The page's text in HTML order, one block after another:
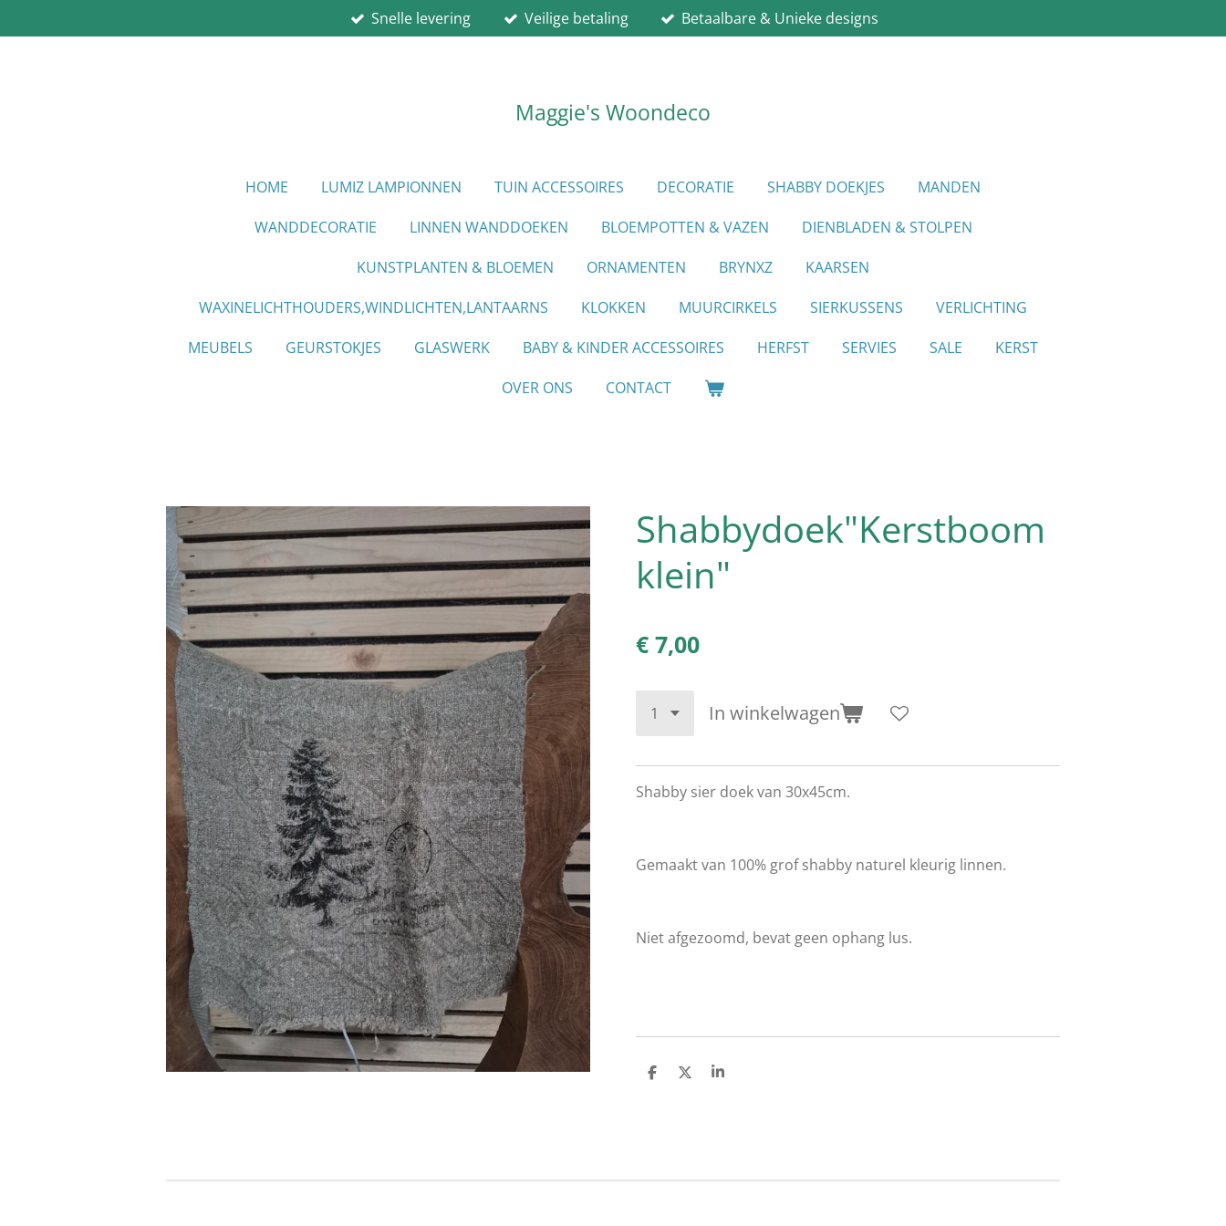
direct
Snelle levering Veilige betaling Betaalbare & Unieke designs
Maggie's Woondeco
HOME LUMIZ LAMPIONNEN TUIN ACCESSOIRES DECORATIE SHABBY DOEKJES
MANDEN
WANDDECORATIE
LINNEN WANDDOEKEN BLOEMPOTTEN & VAZEN
DIENBLADEN & STOLPEN
KUNSTPLANTEN & BLOEMEN
ORNAMENTEN BRYNXZ
KAARSEN
WAXINELICHTHOUDERS,WINDLICHTEN,LANTAARNS
KLOKKEN MUURCIRKELS SIERKUSSENS
VERLICHTING
MEUBELS
GEURSTOKJES GLASWERK BABY & KINDER ACCESSOIRES HERFST SERVIES SALE
KERST
OVER ONS
CONTACT
Shabbydoek"Kerstboom
klein"
€ 7,00
In winkelwagen
Shabby sier doek van 30x45cm.
Gemaakt van 100% grof shabby naturel kleurig linnen.
Niet afgezoomd, bevat geen ophang lus.
D
D
S